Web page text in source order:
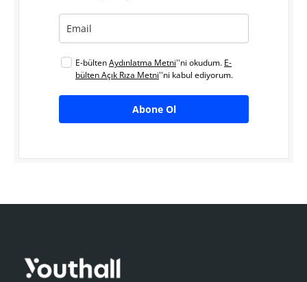
E-bültenAydınlatma Metni''ni okudum. E-
bülten Açık Rıza Metni''ni kabul ediyorum.
Abone Ol